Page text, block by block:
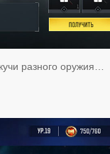
разного оружия…